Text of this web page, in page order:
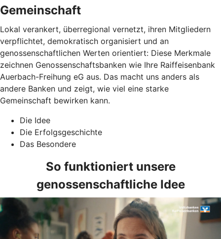
Gemeinschaft
Lokal verankert, überregional vernetzt, ihren Mitgliedern
verpflichtet, demokratisch organisiert und an
genossenschaftlichen Werten orientiert: Diese Merkmale
zeichnen Genossenschaftsbanken wie Ihre Raiffeisenbank
Auerbach-Freihung eG aus. Das macht uns anders als
andere Banken und zeigt, wie viel eine starke
Gemeinschaft bewirken kann.
Die Idee
Die Erfolgsgeschichte
Das Besondere
So funktioniert unsere
genossenschaftliche Idee